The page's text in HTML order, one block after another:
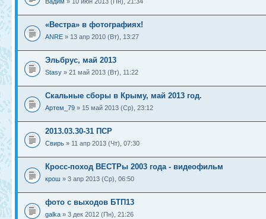
«Вестра» в фотографиях!
ANRE » 13 апр 2010 (Вт), 13:27
Эльбрус, май 2013
Stasy » 21 май 2013 (Вт), 11:22
Скальные сборы в Крыму, май 2013 год.
Артем_79 » 15 май 2013 (Ср), 23:12
2013.03.30-31 ПСР
Свирь » 11 апр 2013 (Чт), 07:30
Кросс-поход ВЕСТРы 2003 года - видеофильм
крош » 3 апр 2013 (Ср), 06:50
фото с выходов БТП13
galka » 3 дек 2012 (Пн), 21:26